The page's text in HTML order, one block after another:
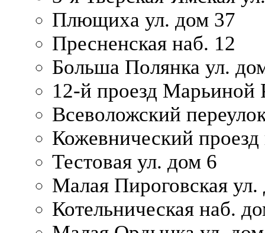
Плющиха ул. дом 37
Пресненская наб. 12
Больша Полянка ул.
12-й проезд Марьиной
Всеволожский
Кожевнический проезд
Тестовая ул. дом 6
Малая Пироговская
Котельническая наб.